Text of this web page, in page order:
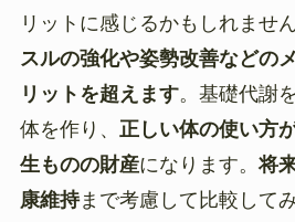
リットに感じるかもしれません
スルの強化や姿勢改善などの
リットを超えます。基礎代謝
体を作り、 正しい体の使い方
生ものの財産になります。 将
康維持まで考慮して比較して